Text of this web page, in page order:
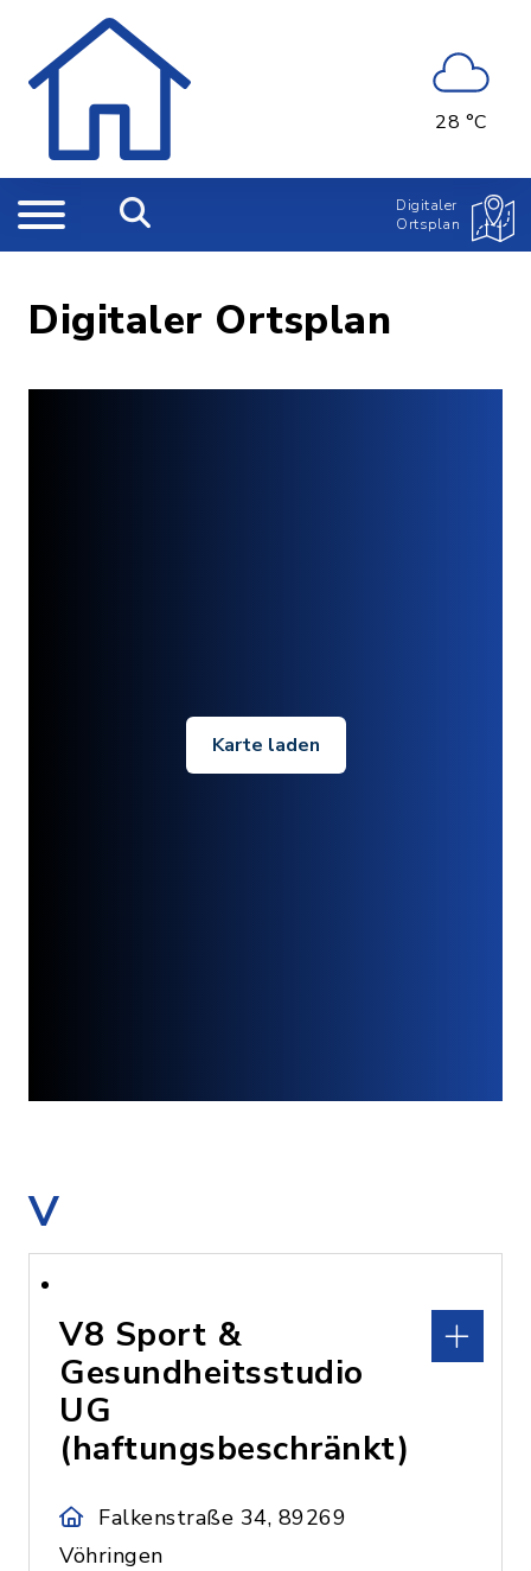
28 °C
Digitaler
Ortsplan
Digitaler Ortsplan
Karte laden
V
V8 Sport &
Gesundheitsstudio
UG
(haftungsbeschränkt)
Falkenstraße 34, 89269
Vöhringen